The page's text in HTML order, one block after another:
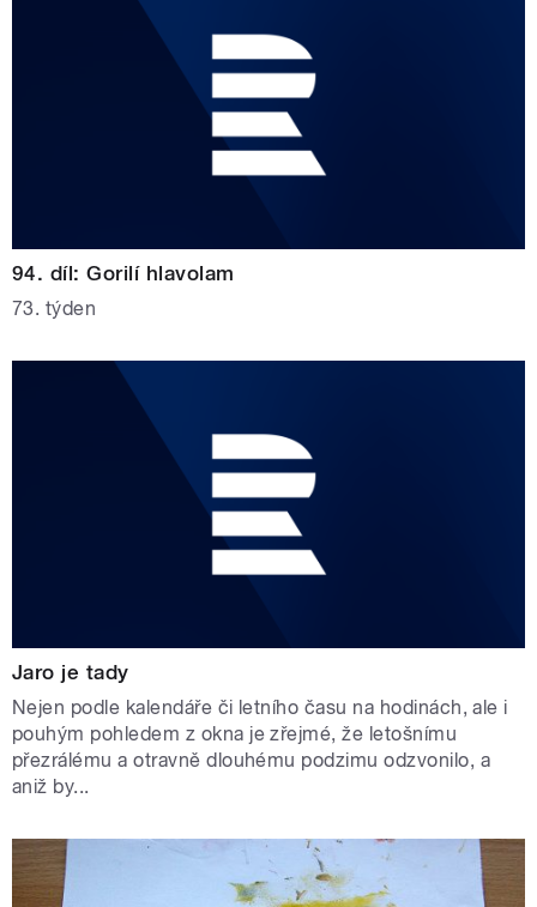
94. díl: Gorilí hlavolam
73. týden
Jaro je tady
Nejen podle kalendáře či letního času na hodinách, ale i
pouhým pohledem z okna je zřejmé, že letošnímu
přezrálému a otravně dlouhému podzimu odzvonilo, a
aniž by...